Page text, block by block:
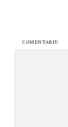
COMENTARIU